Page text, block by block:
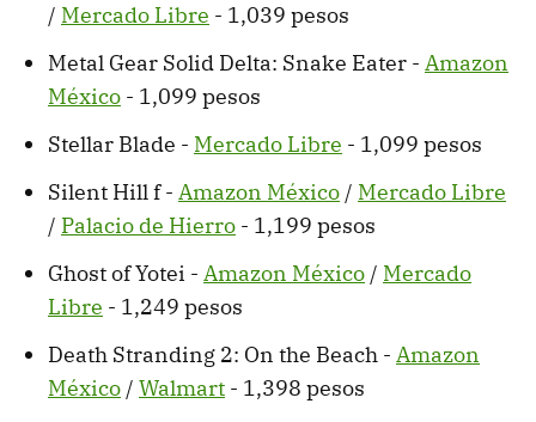
/ Mercado Libre - 1,039 pesos
Metal Gear Solid Delta: Snake Eater - Amazon
México - 1,099 pesos
Stellar Blade - Mercado Libre - 1,099 pesos
Silent Hill f - Amazon México / Mercado Libre
/ Palacio de Hierro - 1,199 pesos
Ghost of Yotei - Amazon México / Mercado
Libre - 1,249 pesos
Death Stranding 2: On the Beach - Amazon
México / Walmart - 1,398 pesos